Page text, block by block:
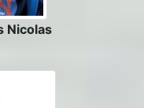
Nicolas